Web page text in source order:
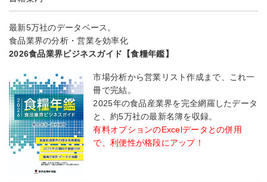
最新5万社のデータベース。
食品業界の分析・営業を効率化
2026食品業界ビジネスガイド【食糧年鑑】
市場分析から営業リスト作成まで、これ一
冊で完結。
2025年の食品産業界を完全網羅したデータ
と、約5万社の最新名簿を収録。
有料オプションのExcelデータとの併用
で、利便性が格段にアップ！